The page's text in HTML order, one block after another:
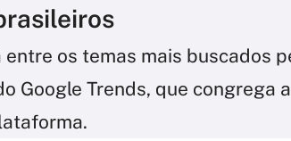
os temas mais buscados
Google Trends, que congrega